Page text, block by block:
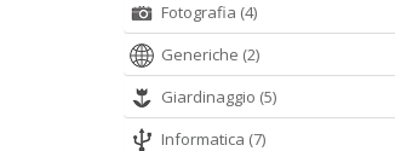
Fotografia (4)
Generiche (2)
Giardinaggio (5)
Informatica (7)